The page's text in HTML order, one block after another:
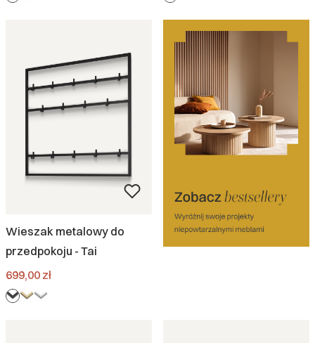
Wieszak metalowy do
przedpokoju - Tai
Cena
699,00 zł